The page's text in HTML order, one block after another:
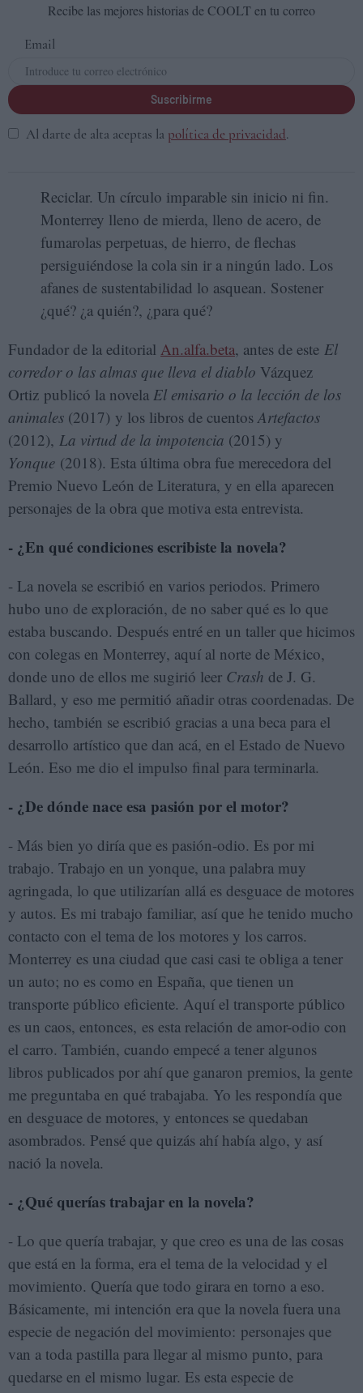
Recibe las mejores historias de COOLT en tu correo
Email
Suscribirme
Al darte de alta aceptas la política de privacidad.
Reciclar. Un círculo imparable sin inicio ni fin.
Monterrey lleno de mierda, lleno de acero, de
fumarolas perpetuas, de hierro, de flechas
persiguiéndose la cola sin ir a ningún lado. Los
afanes de sustentabilidad lo asquean. Sostener
¿qué? ¿a quién?, ¿para qué?
Fundador de la editorial An.alfa.beta, antes de este El
corredor o las almas que lleva el diablo Vázquez
Ortiz publicó la novela El emisario o la lección de los
animales (2017) y los libros de cuentosArtefactos
(2012), La virtud de la impotencia (2015) y
Yonque (2018). Esta última obra fue merecedora del
Premio Nuevo León de Literatura, y en ella aparecen
personajes de la obra que motiva esta entrevista.
- ¿En qué condiciones escribiste la novela?
- La novela se escribió en varios periodos. Primero
hubo uno de exploración, de no saber qué es lo que
estaba buscando. Después entré en un taller que hicimos
con colegas en Monterrey, aquí al norte de México,
donde uno de ellos me sugirió leer Crash de J. G.
Ballard, y eso me permitió añadir otras coordenadas. De
hecho, también se escribió gracias a una beca para el
desarrollo artístico que dan acá, en el Estado de Nuevo
León. Eso me dio el impulso final para terminarla.
- ¿De dónde nace esa pasión por el motor?
- Más bien yo diría que es pasión-odio. Es por mi
trabajo. Trabajo en un yonque, una palabra muy
agringada, lo que utilizarían allá es desguace de motores
y autos. Es mi trabajo familiar, así que he tenido mucho
contacto con el tema de los motores y los carros.
Monterrey es una ciudad que casi casi te obliga a tener
un auto; no es como en España, que tienen un
transporte público eficiente. Aquí el transporte público
es un caos, entonces, es esta relación de amor-odio con
el carro. También, cuando empecé a tener algunos
libros publicados por ahí que ganaron premios, la gente
me preguntaba en qué trabajaba. Yo les respondía que
en desguace de motores, y entonces se quedaban
asombrados. Pensé que quizás ahí había algo, y así
nació la novela.
- ¿Qué querías trabajar en la novela?
- Lo que quería trabajar, y que creo es una de las cosas
que está en la forma, era el tema de la velocidad y el
movimiento. Quería que todo girara en torno a eso.
Básicamente, mi intención era que la novela fuera una
especie de negación del movimiento: personajes que
van a toda pastilla para llegar al mismo punto, para
quedarse en el mismo lugar. Es esta especie de